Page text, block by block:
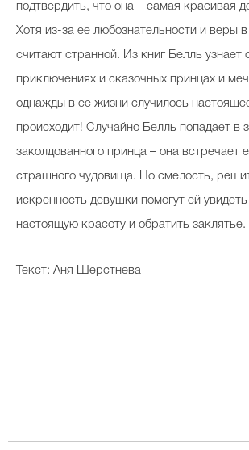
подтвердить, что она – самая красивая
Хотя из-за ее любознательности и веры
считают странной. Из книг Белль узнает
приключениях и сказочных принцах и
однажды в ее жизни случилось
происходит! Случайно Белль попадает в
заколдованного принца – она встречает
страшного чудовища. Но смелость,
искренность девушки помогут ей
настоящую красоту и обратить заклятье.
Текст: Аня Шерстнева